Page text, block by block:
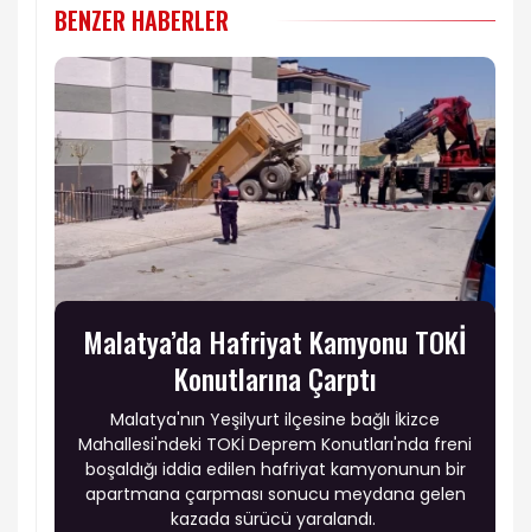
BENZER HABERLER
Malatya’da Hafriyat Kamyonu TOKİ
Konutlarına Çarptı
Malatya'nın Yeşilyurt ilçesine bağlı İkizce
Mahallesi'ndeki TOKİ Deprem Konutları'nda freni
boşaldığı iddia edilen hafriyat kamyonunun bir
apartmana çarpması sonucu meydana gelen
kazada sürücü yaralandı.